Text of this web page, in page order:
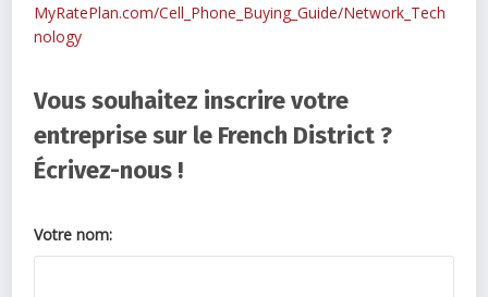
MyRatePlan.com/Cell_Phone_Buying_Guide/Network_Tech
nology
Vous souhaitez inscrire votre
entreprise sur le French District ?
Écrivez-nous !
Votre nom: